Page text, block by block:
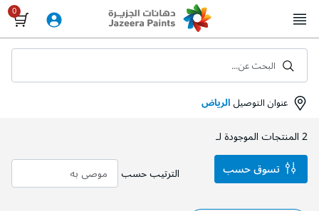
to
Content
عنوان التوصيلالرياض
البحث عن...
2المنتجات الموجودة لـ
الترتيب حسب
تسوق حسب